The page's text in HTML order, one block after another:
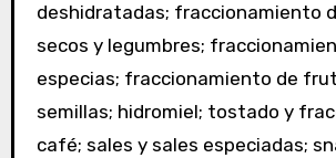
deshidratadas; fraccionamiento
secos y legumbres;
especias; fraccionamiento de
semillas; hidromiel; tostado y
café; sales y sales especiadas;